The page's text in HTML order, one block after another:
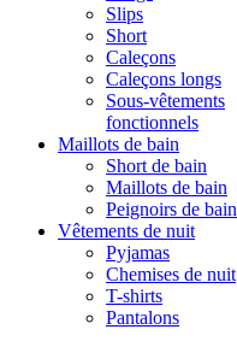
Slips
Short
Caleçons
Caleçons longs
Sous-vêtements
fonctionnels
Maillots de bain
Short de bain
Maillots de bain
Peignoirs de bain
Vêtements de nuit
Pyjamas
Chemises de nuit
T-shirts
Pantalons